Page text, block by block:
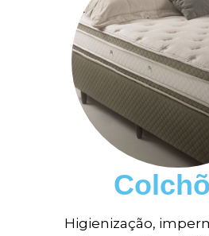
Higienização,